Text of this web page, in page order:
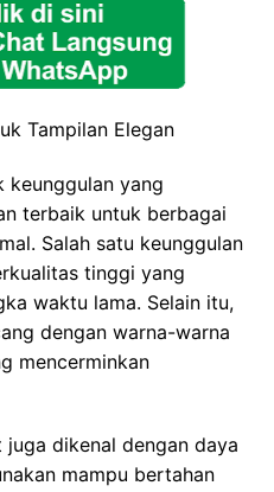
Tampilan Elegan
keunggulan yang
terbaik untuk berbagai
Salah satu keunggulan
tinggi yang
waktu lama. Selain itu,
dengan warna-warna
mencerminkan
dikenal dengan daya
mampu bertahan